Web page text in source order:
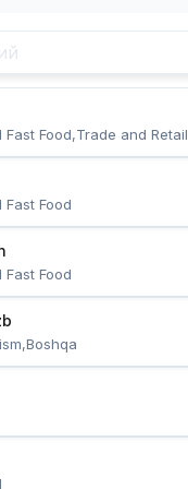
Food,Trade and Retail
Food
Food